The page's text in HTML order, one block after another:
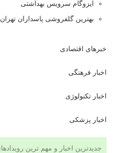
ایزوگام سرویس بهداشتی
بهترین گلفروشی پاسداران تهران
خبرهای اقتصادی
اخبار فرهنگی
اخبار تکنولوژی
اخبار پزشکی